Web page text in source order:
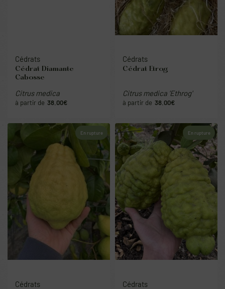
Cédrats
Cédrat Diamante
Cabosse
Citrus medica
38.00€
Cédrats
Cédrat Etrog
Citrus medica 'Ethrog'
38.00€
En rupture
Cédrats
En rupture
Cédrats